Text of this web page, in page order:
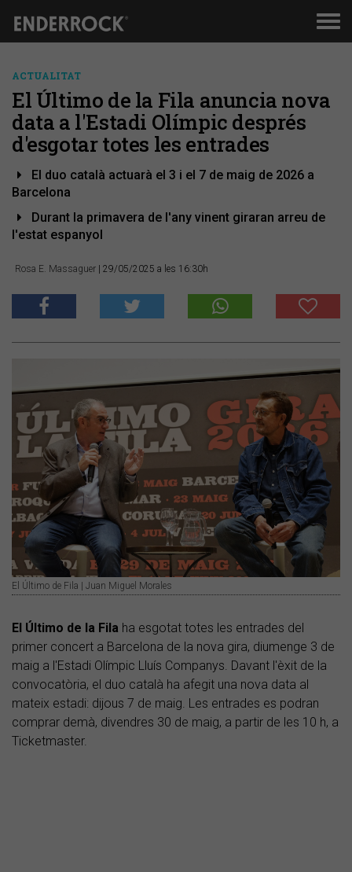
ACTUALITAT
El Último de la Fila anuncia nova
data a l'Estadi Olímpic després
d'esgotar totes les entrades
El duo català actuarà el 3 i el 7 de maig de 2026 a
Barcelona
Durant la primavera de l'any vinent giraran arreu de
l'estat espanyol
Rosa E. Massaguer | 29/05/2025 a les 16:30h
El Último de Fila | Juan Miguel Morales
El Último de la Fila ha esgotat totes les entrades del
primer concert a Barcelona de la nova gira, diumenge 3 de
maig a l'Estadi Olímpic Lluís Companys. Davant l'èxit de la
convocatòria, el duo català ha afegit una nova data al
mateix estadi: dijous 7 de maig. Les entrades es podran
comprar demà, divendres 30 de maig, a partir de les 10 h, a
Ticketmaster.